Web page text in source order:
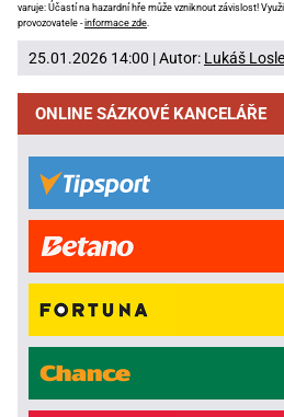
varuje: Účastí na hazardní hře může vzniknout závislost!
provozovatele -informace zde.
25.01.2026 14:00 | Autor: Lukáš
ONLINE SÁZKOVÉ KANCELÁŘE